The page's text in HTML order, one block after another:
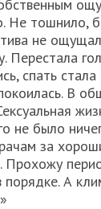
Не тошнило,
не
Перестала
спать
В
не было
за
Прохожу
порядке. А